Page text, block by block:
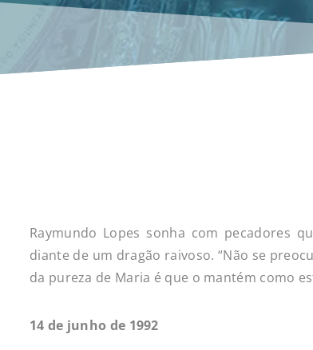
Raymundo Lopes sonha com pecadores
diante de um dragão raivoso. “Não se
da pureza de Maria é que o mantém como
14 de junho de 1992